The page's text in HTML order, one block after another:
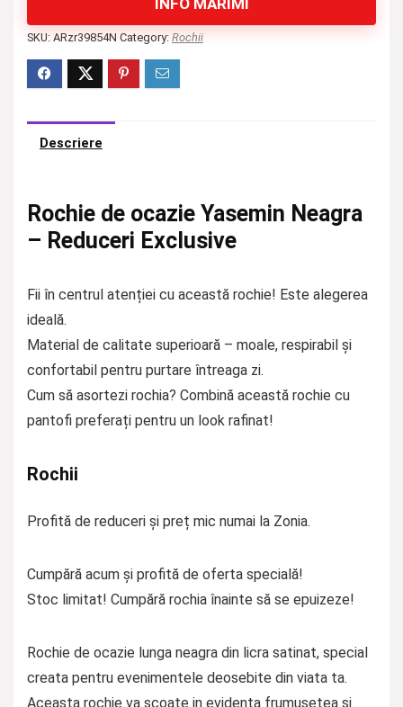
INFO MĂRIMI
SKU: ARzr39854N Category: Rochii
Descriere
Rochie de ocazie Yasemin Neagra
– Reduceri Exclusive
Fii în centrul atenției cu această rochie! Este alegerea
ideală.
Material de calitate superioară – moale, respirabil și
confortabil pentru purtare întreaga zi.
Cum să asortezi rochia? Combină această rochie cu
pantofi preferați pentru un look rafinat!
Rochii
Profită de reduceri și preț mic numai la Zonia.
Cumpără acum și profită de oferta specială!
Stoc limitat! Cumpără rochia înainte să se epuizeze!
Rochie de ocazie lunga neagra din licra satinat, special
creata pentru evenimentele deosebite din viata ta.
Aceasta rochie va scoate in evidenta frumusetea si